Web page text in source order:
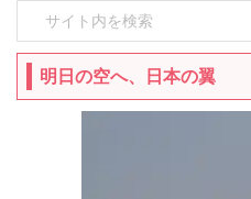
明日の空へ、日本の翼